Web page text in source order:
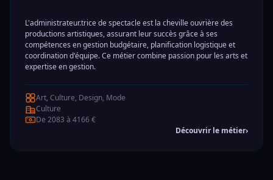
L'administrateur.trice de spectacle est la cheville ouvrière des
productions artistiques, assurant leur succès grâce à ses
compétences en gestion budgétaire, planification logistique et
coordination d'équipe. Ce métier combine passion pour les arts et
expertise en gestion.
Art, Culture, Design, Mode
Culture
De 2083 à 4166 €
Découvrir le métier›